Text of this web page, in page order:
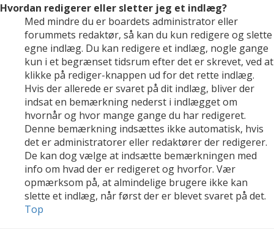
Hvordan redigerer eller sletter jeg et indlæg?
Med mindre du er boardets administrator eller
forummets redaktør, så kan du kun redigere og slette
egne indlæg. Du kan redigere et indlæg, nogle gange
kun i et begrænset tidsrum efter det er skrevet, ved at
klikke på rediger-knappen ud for det rette indlæg.
Hvis der allerede er svaret på dit indlæg, bliver der
indsat en bemærkning nederst i indlægget om
hvornår og hvor mange gange du har redigeret.
Denne bemærkning indsættes ikke automatisk, hvis
det er administratorer eller redaktører der redigerer.
De kan dog vælge at indsætte bemærkningen med
info om hvad der er redigeret og hvorfor. Vær
opmærksom på, at almindelige brugere ikke kan
slette et indlæg, når først der er blevet svaret på det.
Top